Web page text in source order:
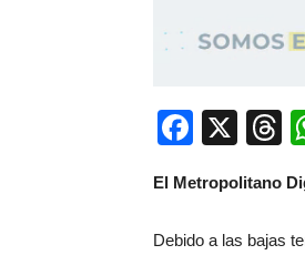
X
El Metropolitano
Debido a las bajas